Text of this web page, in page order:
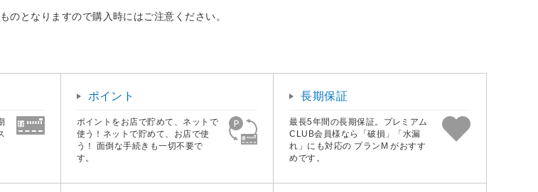
となりますので購入時にはご注意ください。
ポイント
ポイントをお店で貯めて、ネットで
使う！ネットで貯めて、お店で使
う！ 面倒な手続きも一切不要で
す。
長期保証
最長5年間の長期保証。プレミアム
CLUB会員様なら「破損」「水漏
れ」にも対応の プランM がおすす
めです。